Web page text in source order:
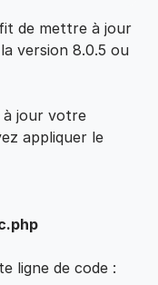
de mettre à jour
version 8.0.5 ou
à jour votre
appliquer le
ligne de code :